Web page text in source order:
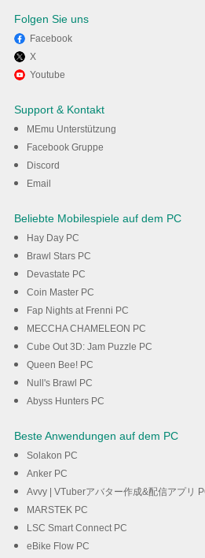
Folgen Sie uns
Facebook
X
Youtube
Support & Kontakt
MEmu Unterstützung
Facebook Gruppe
Discord
Email
Beliebte Mobilespiele auf dem PC
Hay Day PC
Brawl Stars PC
Devastate PC
Coin Master PC
Fap Nights at Frenni PC
MECCHA CHAMELEON PC
Cube Out 3D: Jam Puzzle PC
Queen Bee! PC
Null's Brawl PC
Abyss Hunters PC
Beste Anwendungen auf dem PC
Solakon PC
Anker PC
Avvy | VTuberアバター作成&配信アプリ
MARSTEK PC
LSC Smart Connect PC
eBike Flow PC